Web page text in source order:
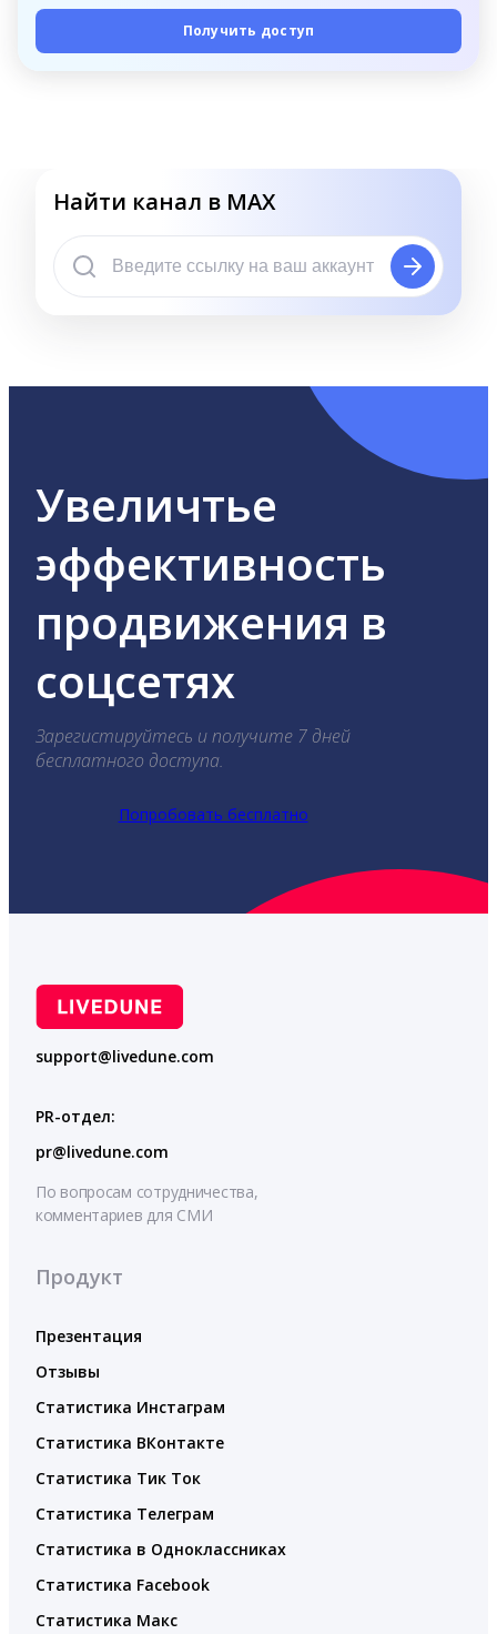
Получить доступ
Найти канал в MAX
Увеличтье
эффективность
продвижения в
соцсетях
Зарегистируйтесь и получите 7 дней
бесплатного доступа.
Попробовать бесплатно
support@livedune.com
PR-отдел:
pr@livedune.com
По вопросам сотрудничества,
комментариев для СМИ
Продукт
Презентация
Отзывы
Статистика Инстаграм
Статистика ВКонтакте
Статистика Тик Ток
Статистика Телеграм
Статистика в Одноклассниках
Статистика Facebook
Статистика Макс